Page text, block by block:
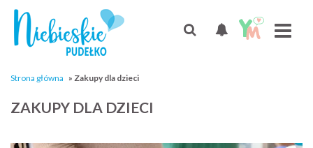
Strona główna » Zakupy dla dzieci
ZAKUPY DLA DZIECI